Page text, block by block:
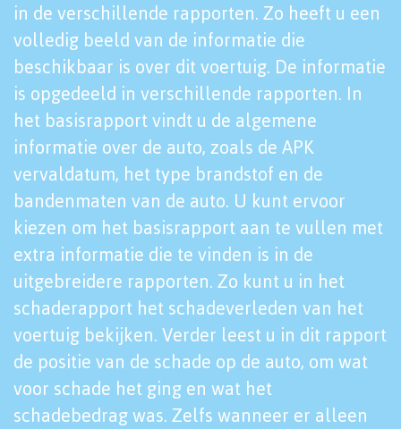
in de verschillende rapporten. Zo heeft u een
volledig beeld van de informatie die
beschikbaar is over dit voertuig. De informatie
is opgedeeld in verschillende rapporten. In
het basisrapport vindt u de algemene
informatie over de auto, zoals de APK
vervaldatum, het type brandstof en de
bandenmaten van de auto. U kunt ervoor
kiezen om het basisrapport aan te vullen met
extra informatie die te vinden is in de
uitgebreidere rapporten. Zo kunt u in het
schaderapport het schadeverleden van het
voertuig bekijken. Verder leest u in dit rapport
de positie van de schade op de auto, om wat
voor schade het ging en wat het
schadebedrag was. Zelfs wanneer er alleen